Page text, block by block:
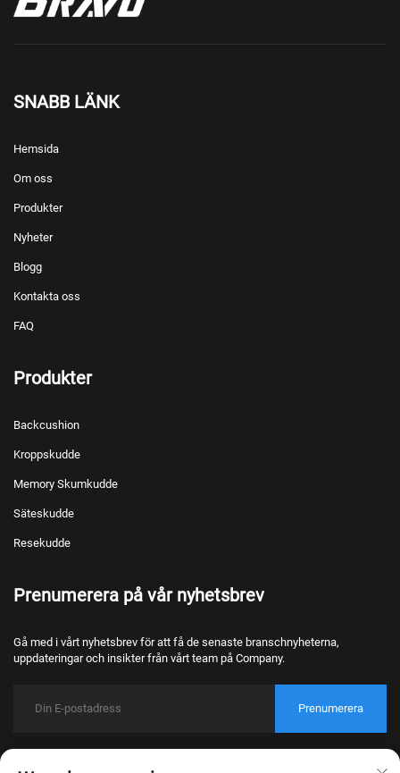
SNABB LÄNK
Hemsida
Om oss
Produkter
Nyheter
Blogg
Kontakta oss
FAQ
Produkter
Backcushion
Kroppskudde
Memory Skumkudde
Säteskudde
Resekudde
Prenumerera på vår nyhetsbrev
Gå med i vårt nyhetsbrev för att få de senaste branschnyheterna,
uppdateringar och insikter från vårt team på Company.
Prenumerera